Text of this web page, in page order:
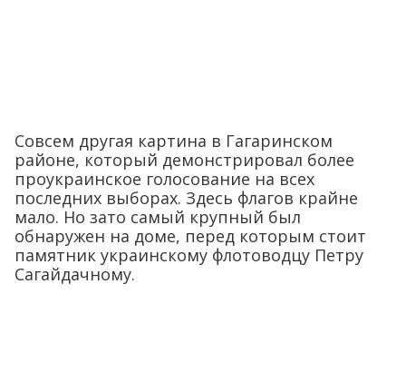
Совсем другая картина в Гагаринском
районе, который демонстрировал более
проукраинское голосование на всех
последних выборах. Здесь флагов крайне
мало. Но зато самый крупный был
обнаружен на доме, перед которым стоит
памятник украинскому флотоводцу Петру
Сагайдачному.